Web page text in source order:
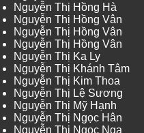
Nguyễn Thị Hồng Hà
Nguyễn Thị Hồng Vân
Nguyễn Thị Hồng Vân
Nguyễn Thị Hồng Vân
Nguyễn Thị Ka Ly
Nguyễn Thị Khánh Tâm
Nguyễn Thị Kim Thoa
Nguyễn Thị Lệ Sương
Nguyễn Thị Mỹ Hạnh
Nguyễn Thị Ngọc Hân
Nguyễn Thị Ngọc Nga